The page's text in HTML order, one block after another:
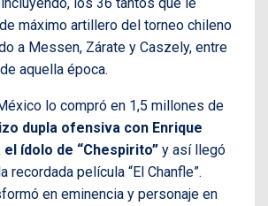
máximo artillero del torneo chileno
a Messen, Zárate y Caszely, entre
aquella época.
lo compró en 1,5 millones de
dupla ofensiva con Enrique
ídolo de “Chespirito” y así llegó
recordada película “El Chanfle”.
en eminencia y personaje en